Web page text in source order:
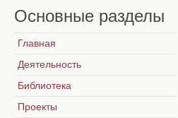
Основные разделы
Главная
Деятельность
Библиотека
Проекты